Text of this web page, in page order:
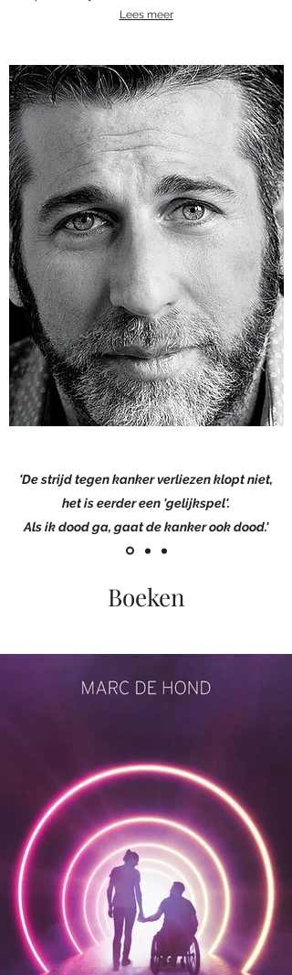
Lees meer
'De strijd tegen kanker verliezen klopt niet,
het is eerder een 'gelijkspel'.
Als ik dood ga, gaat de kanker ook dood.'
Boeken